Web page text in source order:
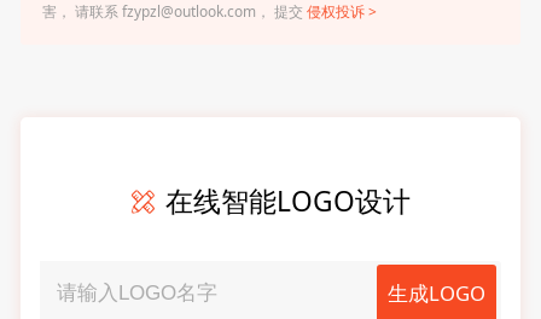
害， 请联系 fzypzl@outlook.com， 提交 侵权投诉 >
在线智能LOGO设计
生成LOGO